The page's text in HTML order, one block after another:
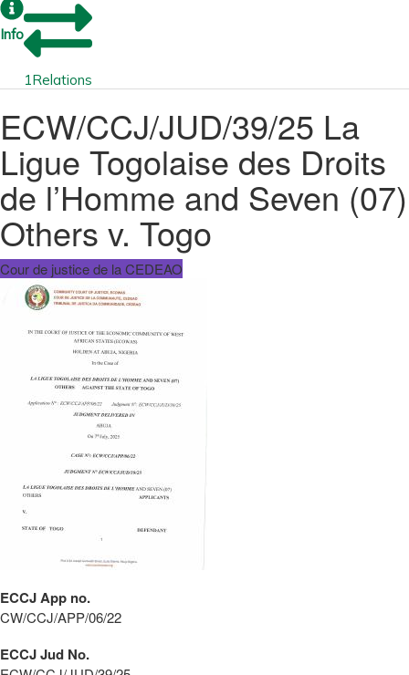
Info
1Relations
ECW/CCJ/JUD/39/25 La
Ligue Togolaise des Droits
de l’Homme and Seven (07)
Others v. Togo
Cour de justice de la CEDEAO
ECCJ App no.
CW/CCJ/APP/06/22
ECCJ Jud No.